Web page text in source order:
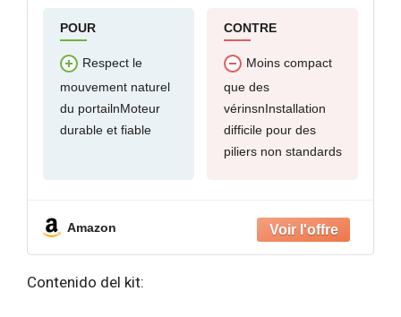
POUR
Respect le
mouvement naturel
du portailnMoteur
durable et fiable
CONTRE
Moins compact
que des
vérinsnInstallation
difficile pour des
piliers non standards
Amazon
Contenido del kit: